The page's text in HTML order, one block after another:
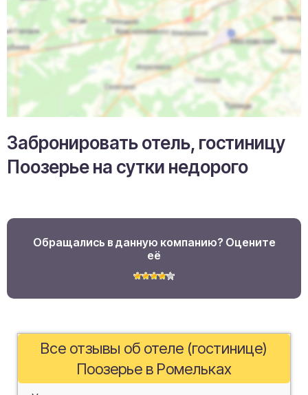
Забронировать отель, гостиницу
Поозерье на сутки недорого
Обращались в данную компанию? Оцените
её
Все отзывы об отеле (гостинице)
Поозерье в Ромельках